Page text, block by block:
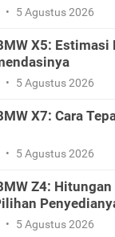
• 5 Agustus 2026
X5: Estimasi
• 5 Agustus 2026
X7: Cara
• 5 Agustus 2026
Z4:
• 5 Agustus 2026